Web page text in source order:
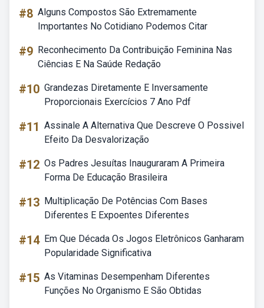
#8 Alguns Compostos São Extremamente
Importantes No Cotidiano Podemos Citar
#9 Reconhecimento Da Contribuição Feminina Nas
Ciências E Na Saúde Redação
#10 Grandezas Diretamente E Inversamente
Proporcionais Exercícios 7 Ano Pdf
#11 Assinale A Alternativa Que Descreve O Possivel
Efeito Da Desvalorização
#12 Os Padres Jesuítas Inauguraram A Primeira
Forma De Educação Brasileira
#13 Multiplicação De Potências Com Bases
Diferentes E Expoentes Diferentes
#14 Em Que Década Os Jogos Eletrônicos Ganharam
Popularidade Significativa
#15 As Vitaminas Desempenham Diferentes
Funções No Organismo E São Obtidas